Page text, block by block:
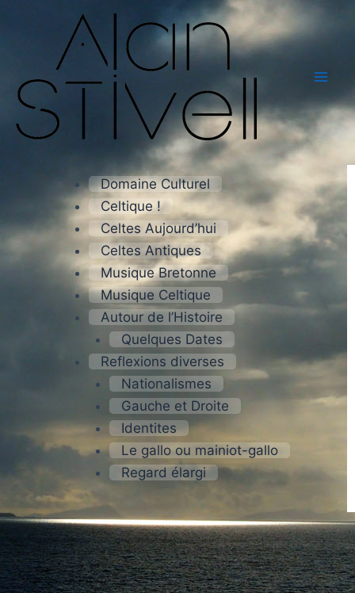
Domaine Culturel
Celtique !
Celtes Aujourd’hui
Celtes Antiques
Musique Bretonne
Musique Celtique
Autour de l’Histoire
Quelques Dates
Reflexions diverses
Nationalismes
Gauche et Droite
Identites
Le gallo ou mainiot-gallo
Regard élargi